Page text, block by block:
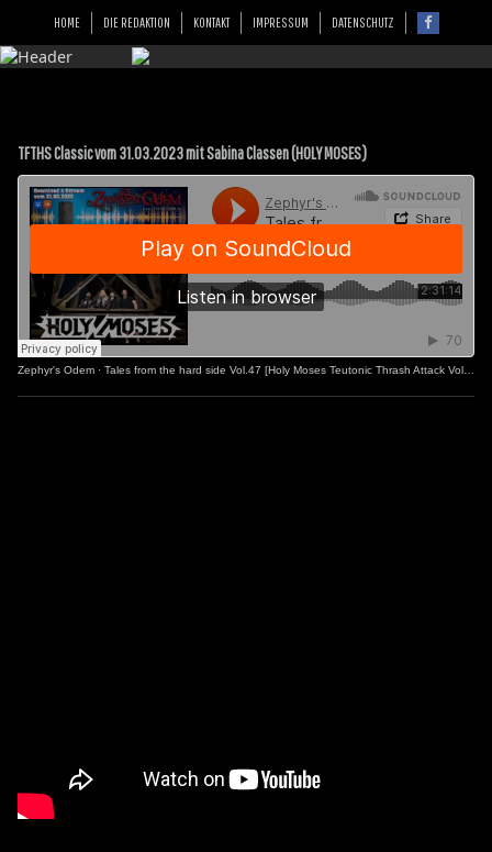
HOME DIE REDAKTION KONTAKT IMPRESSUM DATENSCHUTZ
TFTHS Classic vom 31.03.2023 mit Sabina Classen (HOLY MOSES)
Zephyr's Odem · Tales from the hard side Vol.47 [Holy Moses Teutonic Thrash Attack Vol.2]